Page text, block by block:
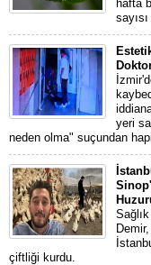
hafta
yeri
neden olma" suçundan
çiftliği kurdu.